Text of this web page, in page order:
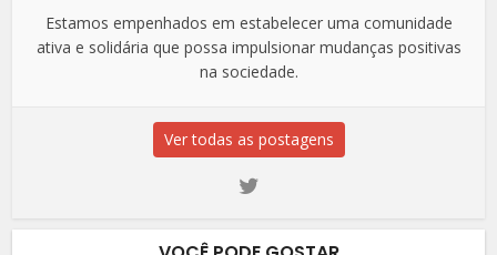
Estamos empenhados em estabelecer uma comunidade
ativa e solidária que possa impulsionar mudanças positivas
na sociedade.
Ver todas as postagens